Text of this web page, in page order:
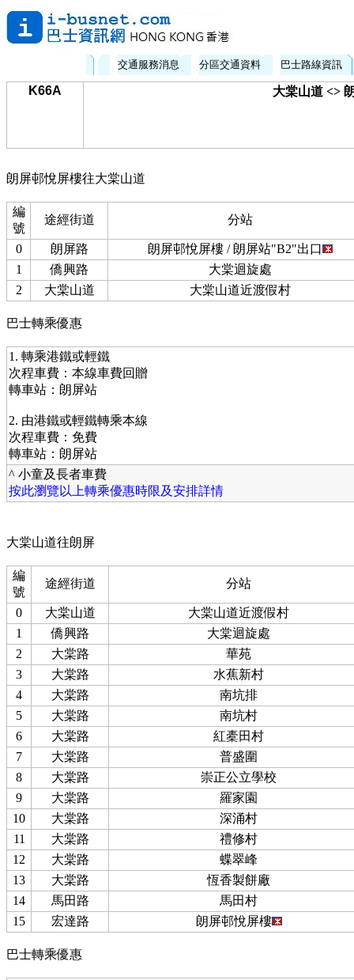
交通服務消息 分區交通資料 巴士路線資訊
K66A 大棠山道 <>
朗屏邨悅屏樓往大棠山道
編
號
途經街道 分站
0 朗屏路
朗屏邨悅屏樓 / 朗屏站"B2"出口
1
僑興路
大棠迴旋處
2
大棠山道 大棠山道近渡假村
巴士轉乘優惠
1. 轉乘港鐵或輕鐵
次程車費：本線車費回贈
轉車站：朗屏站
2. 由港鐵或輕鐵轉乘本線
次程車費：免費
轉車站：朗屏站
^ 小童及長者車費
按此瀏覽以上轉乘優惠時限及安排詳情
大棠山道往朗屏
編
號
途經街道 分站
0 大棠山道
大棠山道近渡假村
1
僑興路
大棠迴旋處
2
大棠路
華苑
3
大棠路
水蕉新村
4
大棠路
南坑排
5
大棠路
南坑村
6
大棠路
紅橐田村
7
大棠路
普盛圍
8
大棠路
崇正公立學校
9
大棠路
羅家園
10
大棠路
深涌村
11
大棠路
禮修村
12
大棠路
蝶翠峰
13
大棠路
恆香製餅廠
14
馬田路
馬田村
15
宏達路 朗屏邨悅屏樓
巴士轉乘優惠